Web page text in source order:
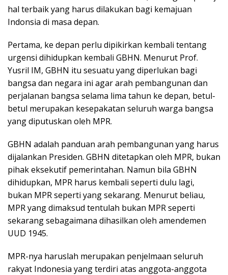
hal terbaik yang harus dilakukan bagi kemajuan
Indonsia di masa depan.
Pertama, ke depan perlu dipikirkan kembali tentang
urgensi dihidupkan kembali GBHN. Menurut Prof.
Yusril IM, GBHN itu sesuatu yang diperlukan bagi
bangsa dan negara ini agar arah pembangunan dan
perjalanan bangsa selama lima tahun ke depan, betul-
betul merupakan kesepakatan seluruh warga bangsa
yang diputuskan oleh MPR.
GBHN adalah panduan arah pembangunan yang harus
dijalankan Presiden. GBHN ditetapkan oleh MPR, bukan
pihak eksekutif pemerintahan. Namun bila GBHN
dihidupkan, MPR harus kembali seperti dulu lagi,
bukan MPR seperti yang sekarang. Menurut beliau,
MPR yang dimaksud tentulah bukan MPR seperti
sekarang sebagaimana dihasilkan oleh amendemen
UUD 1945.
MPR-nya haruslah merupakan penjelmaan seluruh
rakyat Indonesia yang terdiri atas anggota-anggota